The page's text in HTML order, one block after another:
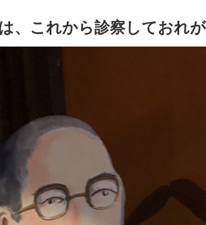
、これから診察しておれ